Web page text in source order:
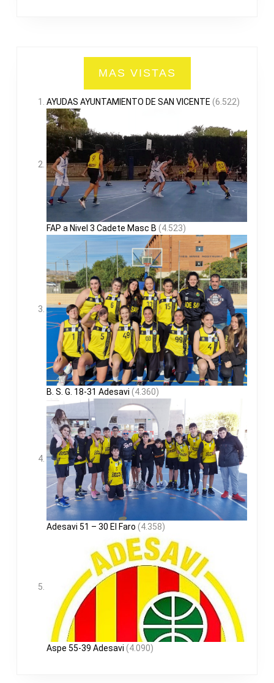
MAS VISTAS
AYUDAS AYUNTAMIENTO DE SAN VICENTE (6.522)
FAP a Nivel 3 Cadete Masc B (4.523)
B. S. G. 18-31 Adesavi (4.360)
Adesavi 51 – 30 El Faro (4.358)
Aspe 55-39 Adesavi (4.090)